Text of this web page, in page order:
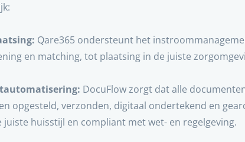
Qare365 ondersteunt het
en matching, tot plaatsing in de juiste
DocuFlow zorgt dat alle
opgesteld, verzonden, digitaal ondertekend en
juiste huisstijl en compliant met wet- en regelgeving.